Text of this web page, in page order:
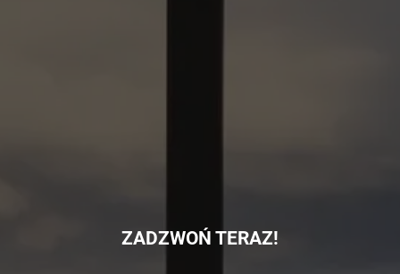
ZADZWOŃ TERAZ!